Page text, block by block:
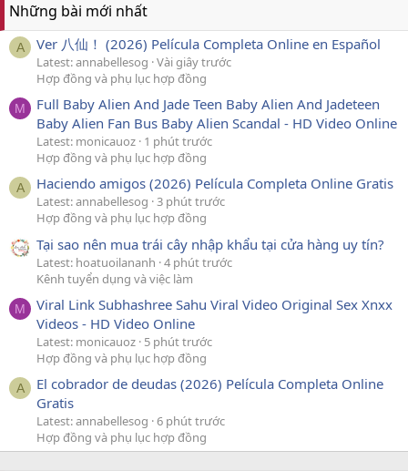
Những bài mới nhất
A Ver 八仙！ (2026) Película Completa Online en Español
Latest: annabellesog Vài giây trước
Hợp đồng và phụ lục hợp đồng
M
Full Baby Alien And Jade Teen Baby Alien And Jadeteen
Baby Alien Fan Bus Baby Alien Scandal - HD Video Online
Latest: monicauoz 1 phút trước
Hợp đồng và phụ lục hợp đồng
A Haciendo amigos (2026) Película Completa Online Gratis
Latest: annabellesog 3 phút trước
Hợp đồng và phụ lục hợp đồng
Tại sao nên mua trái cây nhập khẩu tại cửa hàng uy tín?
Latest: hoatuoilananh 4 phút trước
Kênh tuyển dụng và việc làm
M
Viral Link Subhashree Sahu Viral Video Original Sex Xnxx
Videos - HD Video Online
Latest: monicauoz 5 phút trước
Hợp đồng và phụ lục hợp đồng
A
El cobrador de deudas (2026) Película Completa Online
Gratis
Latest: annabellesog 6 phút trước
Hợp đồng và phụ lục hợp đồng